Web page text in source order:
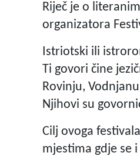
Riječ je o
organizatora
Istriotski ili
Ti govori čine
Rovinju,
Njihovi su
Cilj ovoga
mjestima gdje se